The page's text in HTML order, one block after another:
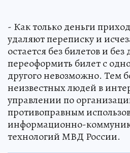
- Как только деньги
удаляют переписку и
остается без билетов и
переоформить билет с
другого невозможно. Тем
неизвестных людей в
управлении по
противоправным
информационно-
технологий МВД России.